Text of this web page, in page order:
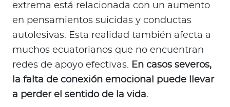
extrema está relacionada con un aumento
en pensamientos suicidas y conductas
autolesivas. Esta realidad también afecta a
muchos ecuatorianos que no encuentran
redes de apoyo efectivas. En casos severos,
la falta de conexión emocional puede llevar
a perder el sentido de la vida.